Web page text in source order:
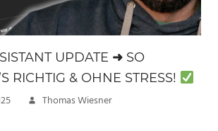
UPDATE ➜ SO
RICHTIG & OHNE STRESS!
Thomas Wiesner